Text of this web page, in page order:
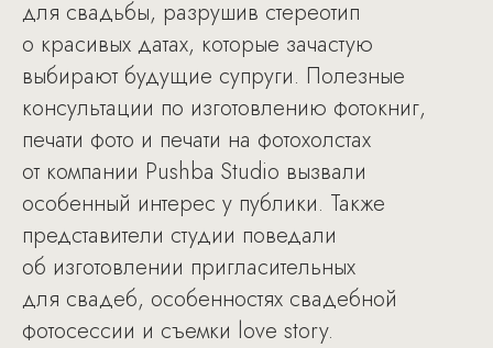
для свадьбы, разрушив стереотип
о красивых датах, которые зачастую
выбирают будущие супруги. Полезные
консультации по изготовлению фотокниг,
печати фото и печати на фотохолстах
от компании Pushba Studio вызвали
особенный интерес у публики. Также
представители студии поведали
об изготовлении пригласительных
для свадеб, особенностях свадебной
фотосессии и съемки love story.